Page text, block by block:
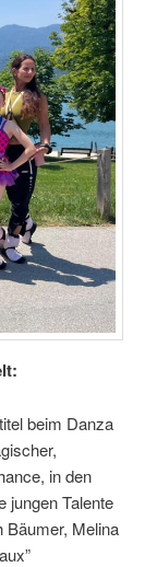
beim Danza
in den
jungen Talente
Bäumer, Melina